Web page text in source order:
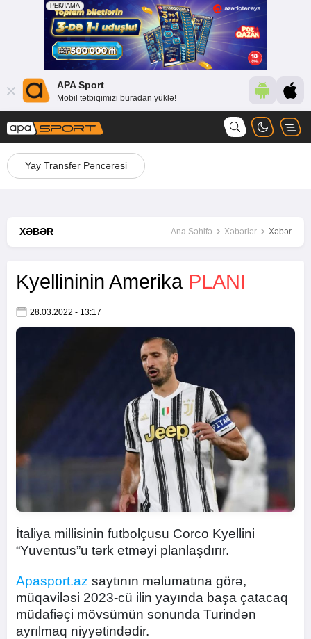
APA Sport
Mobil tətbiqimizi buradan yüklə!
Yay Transfer Pəncərəsi
XƏBƏR Ana Səhifə Xəbərlər Xəbər
Kyellininin Amerika PLANI
28.03.2022 - 13:17
İtaliya millisinin futbolçusu Corco Kyellini
“Yuventus”u tərk etməyi planlaşdırır.
Apasport.az saytının məlumatına görə,
müqaviləsi 2023-cü ilin yayında başa çatacaq
müdafiəçi mövsümün sonunda Turindən
ayrılmaq niyyətindədir.